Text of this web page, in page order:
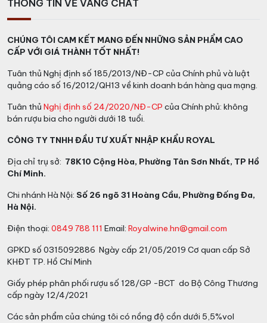
THÔNG TIN VỀ VANG CHẤT
CHÚNG TÔI CAM KẾT MANG ĐẾN NHỮNG SẢN PHẨM CAO
CẤP VỚI GIÁ THÀNH TỐT NHẤT!
Tuân thủ Nghị định số 185/2013/NĐ-CP của Chính phủ và luật
quảng cáo số 16/2012/QH13 về kinh doanh bán hàng qua mạng.
Tuân thủ Nghị định số 24/2020/NĐ-CP của Chính phủ: không
bán rượu bia cho người dưới 18 tuổi.
CÔNG TY TNHH ĐẦU TƯ XUẤT NHẬP KHẨU ROYAL
Địa chỉ trụ sở: 78K10 Cộng Hòa, Phường Tân Sơn Nhất, TP Hồ
Chí Minh.
Chi nhánh Hà Nội: Số 26 ngõ 31 Hoàng Cầu, Phường Đống Đa,
Hà Nội.
Điện thoại: 0849 788 111 Email: Royalwine.hn@gmail.com
GPKD số 0315092886 Ngày cấp 21/05/2019 Cơ quan cấp Sở
KHĐT TP. Hồ Chí Minh
Giấy phép phân phối rượu số 128/GP -BCT do Bộ Công Thương
cấp ngày 12/4/2021
Các sản phẩm của chúng tôi có nồng độ cồn dưới 5,5%vol